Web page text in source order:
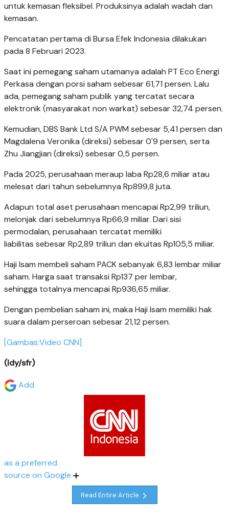
untuk kemasan fleksibel. Produksinya adalah wadah dan
kemasan.
Pencatatan pertama di Bursa Efek Indonesia dilakukan
pada 8 Februari 2023.
Saat ini pemegang saham utamanya adalah PT Eco Energi
Perkasa dengan porsi saham sebesar 61,71 persen. Lalu
ada, pemegang saham publik yang tercatat secara
elektronik (masyarakat non warkat) sebesar 32,74 persen.
Kemudian, DBS Bank Ltd S/A PWM sebesar 5,41 persen dan
Magdalena Veronika (direksi) sebesar 0'9 persen, serta
Zhu Jiangjian (direksi) sebesar 0,5 persen.
Pada 2025, perusahaan meraup laba Rp28,6 miliar atau
melesat dari tahun sebelumnya Rp899,8 juta.
Adapun total aset perusahaan mencapai Rp2,99 triliun,
melonjak dari sebelumnya Rp66,9 miliar. Dari sisi
permodalan, perusahaan tercatat memiliki
liabilitas sebesar Rp2,89 triliun dan ekuitas Rp105,5 miliar.
Haji Isam membeli saham PACK sebanyak 6,83 lembar miliar
saham. Harga saat transaksi Rp137 per lembar,
sehingga totalnya mencapai Rp936,65 miliar.
Dengan pembelian saham ini, maka Haji Isam memiliki hak
suara dalam perseroan sebesar 21,12 persen.
[Gambas:Video CNN]
(ldy/sfr)
Add
as a preferred
source on Google
Read Entire Article